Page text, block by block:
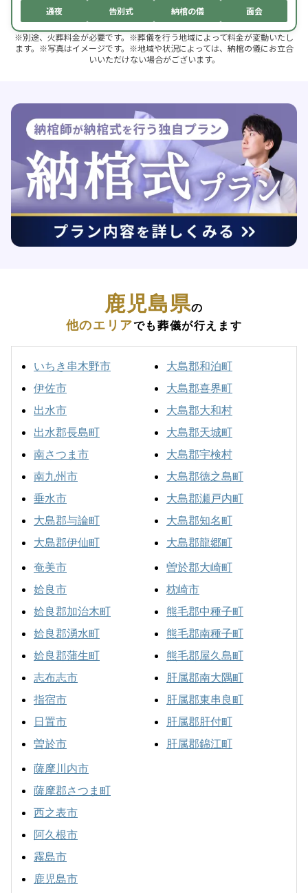
通夜 告別式 納棺の儀 面会
※別途、火葬料金が必要です。※葬儀を行う地域によって料金が変動いたし
ます。※写真はイメージです。※地域や状況によっては、納棺の儀にお立合
いいただけない場合がございます。
鹿児島県の
他のエリアでも葬儀が行えます
いちき串木野市
伊佐市
出水市
出水郡長島町
南さつま市
南九州市
垂水市
大島郡与論町
大島郡伊仙町
大島郡和泊町
大島郡喜界町
大島郡大和村
大島郡天城町
大島郡宇検村
大島郡徳之島町
大島郡瀬戸内町
大島郡知名町
大島郡龍郷町
奄美市
姶良市
姶良郡加治木町
姶良郡湧水町
姶良郡蒲生町
志布志市
指宿市
日置市
曽於市
曽於郡大崎町
枕崎市
熊毛郡中種子町
熊毛郡南種子町
熊毛郡屋久島町
肝属郡南大隅町
肝属郡東串良町
肝属郡肝付町
肝属郡錦江町
薩摩川内市
薩摩郡さつま町
西之表市
阿久根市
霧島市
鹿児島市